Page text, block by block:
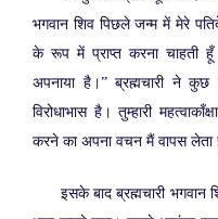
भगवान शिव पिछले जन्म में मेरे
के रूप में प्राप्त करना चाहती
अपनाया है।” ब्रह्मचारी ने
विरोधाभास है। तुम्हारी
करने का अपना वचन मैं वापस लेता
इसके बाद ब्रह्मचारी भगवान